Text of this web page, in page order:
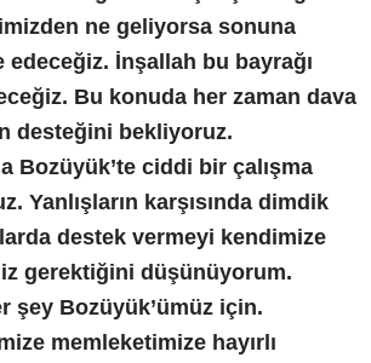
ne geliyorsa sonuna
edeceğiz. İnşallah bu bayrağı
Bu konuda her zaman dava
desteğini bekliyoruz.
Bozüyük’te ciddi bir çalışma
Yanlışların karşısında dimdik
destek vermeyi kendimize
gerektiğini düşünüyorum.
şey Bozüyük’ümüz için.
memleketimize hayırlı